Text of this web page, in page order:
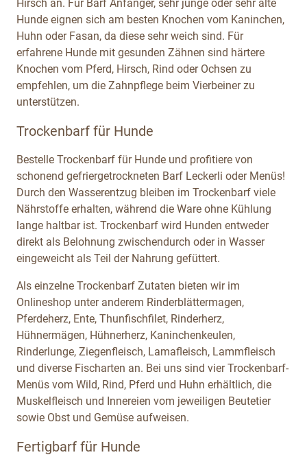
Hirsch an. Für Barf Anfänger, sehr junge oder sehr alte
Hunde eignen sich am besten Knochen vom Kaninchen,
Huhn oder Fasan, da diese sehr weich sind. Für
erfahrene Hunde mit gesunden Zähnen sind härtere
Knochen vom Pferd, Hirsch, Rind oder Ochsen zu
empfehlen, um die Zahnpflege beim Vierbeiner zu
unterstützen.
Trockenbarf für Hunde
Bestelle Trockenbarf für Hunde und profitiere von
schonend gefriergetrockneten Barf Leckerli oder Menüs!
Durch den Wasserentzug bleiben im Trockenbarf viele
Nährstoffe erhalten, während die Ware ohne Kühlung
lange haltbar ist. Trockenbarf wird Hunden entweder
direkt als Belohnung zwischendurch oder in Wasser
eingeweicht als Teil der Nahrung gefüttert.
Als einzelne Trockenbarf Zutaten bieten wir im
Onlineshop unter anderem Rinderblättermagen,
Pferdeherz, Ente, Thunfischfilet, Rinderherz,
Hühnermägen, Hühnerherz, Kaninchenkeulen,
Rinderlunge, Ziegenfleisch, Lamafleisch, Lammfleisch
und diverse Fischarten an. Bei uns sind vier Trockenbarf-
Menüs vom Wild, Rind, Pferd und Huhn erhältlich, die
Muskelfleisch und Innereien vom jeweiligen Beutetier
sowie Obst und Gemüse aufweisen.
Fertigbarf für Hunde